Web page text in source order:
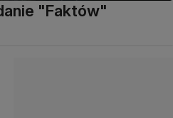
"Faktów"